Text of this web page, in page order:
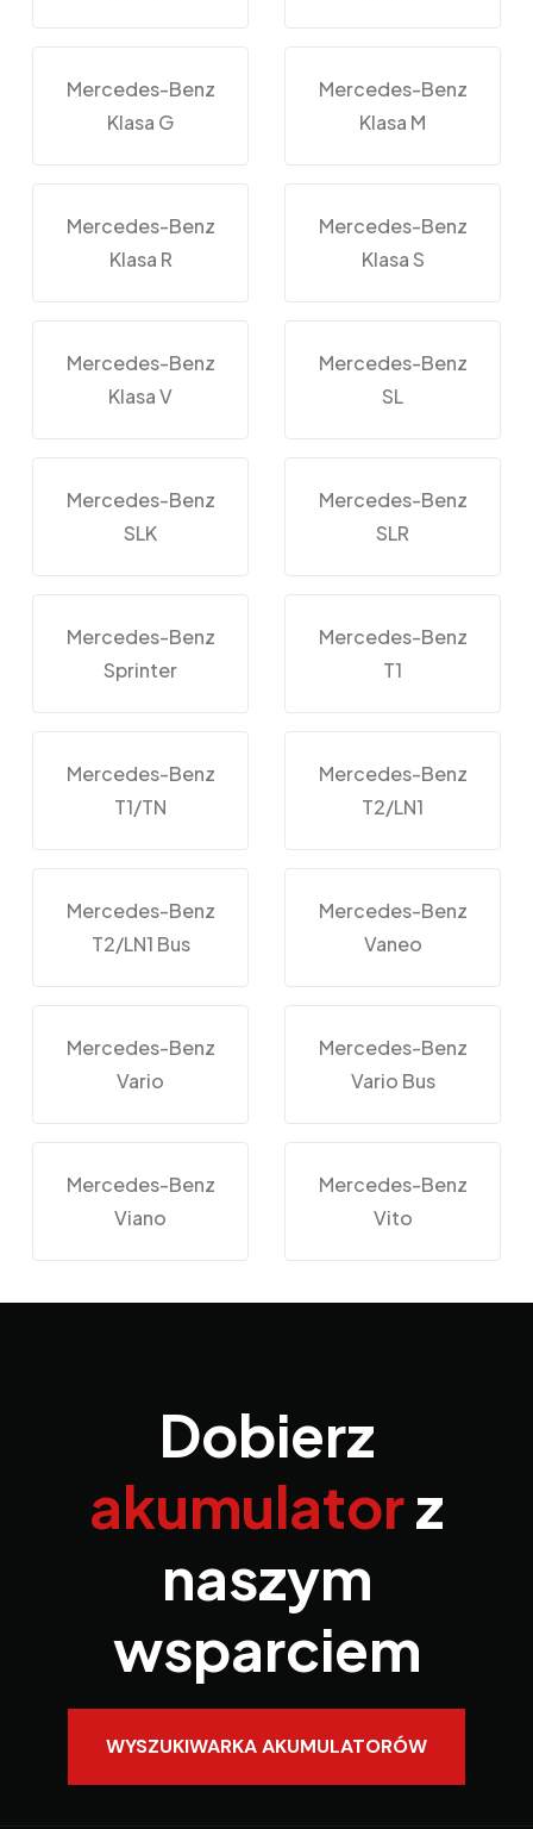
Mercedes-Benz
Klasa G
Mercedes-Benz
Klasa M
Mercedes-Benz
Klasa R
Mercedes-Benz
Klasa S
Mercedes-Benz
Klasa V
Mercedes-Benz
SL
Mercedes-Benz
SLK
Mercedes-Benz
SLR
Mercedes-Benz
Sprinter
Mercedes-Benz
T1
Mercedes-Benz
T1/TN
Mercedes-Benz
T2/LN1
Mercedes-Benz
T2/LN1 Bus
Mercedes-Benz
Vaneo
Mercedes-Benz
Vario
Mercedes-Benz
Vario Bus
Mercedes-Benz
Viano
Mercedes-Benz
Vito
Dobierz
akumulatorz
naszym
wsparciem
WYSZUKIWARKA AKUMULATORÓW